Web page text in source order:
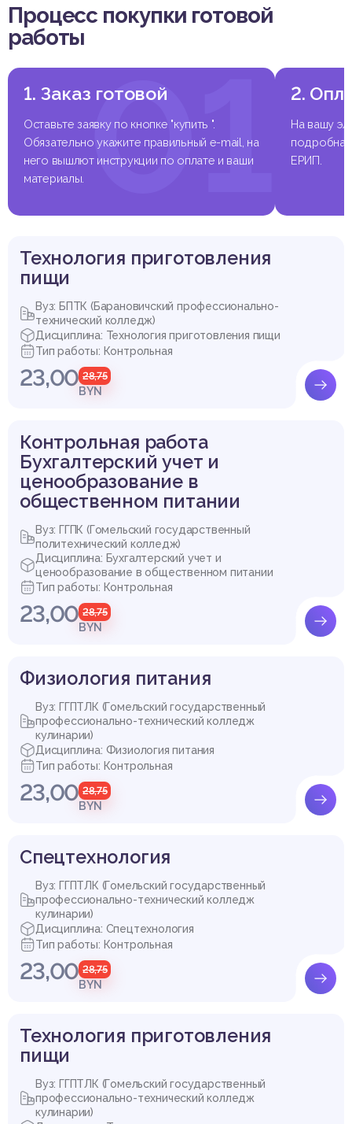
приготовления рагу из овощей
Задача
Список использованных источников
Процесс покупки готовой
работы
01
1. Заказ готовой
Оставьте заявку по кнопке "купить ".
Обязательно укажите правильный e-mail, на
него вышлют инструкции по оплате и ваши
материалы.
2.
На вашу
подробная
ЕРИП.
Технология приготовления
пищи
Вуз: БПТК (Барановичский профессионально-
технический колледж)
Дисциплина: Технология приготовления пищи
Тип работы: Контрольная
23,00 28,75
BYN
Контрольная работа
Бухгалтерский учет и
ценообразование в
общественном питании
Вуз: ГГПК (Гомельский государственный
политехнический колледж)
Дисциплина: Бухгалтерский учет и
ценообразование в общественном питании
Тип работы: Контрольная
23,00 28,75
BYN
Физиология питания
Вуз: ГГПТЛК (Гомельский государственный
профессионально-технический колледж
кулинарии)
Дисциплина: Физиология питания
Тип работы: Контрольная
23,00 28,75
BYN
Спецтехнология
Вуз: ГГПТЛК (Гомельский государственный
профессионально-технический колледж
кулинарии)
Дисциплина: Спецтехнология
Тип работы: Контрольная
23,00 28,75
BYN
Технология приготовления
пищи
Вуз: ГГПТЛК (Гомельский государственный
профессионально-технический колледж
кулинарии)